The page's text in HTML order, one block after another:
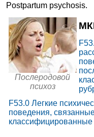
МЕДСИ в Бутово
Москва, ул.
д. 3, корп. 3
МЕДСИ на
проспекте
Москва, Ленинградский
МЕДСИ на
проспекте
Москва, Ленинский пр-т,
Postpartum psychosis.
Послеродовой
психоз
F53.0 Легкие
поведения,
классифицированные